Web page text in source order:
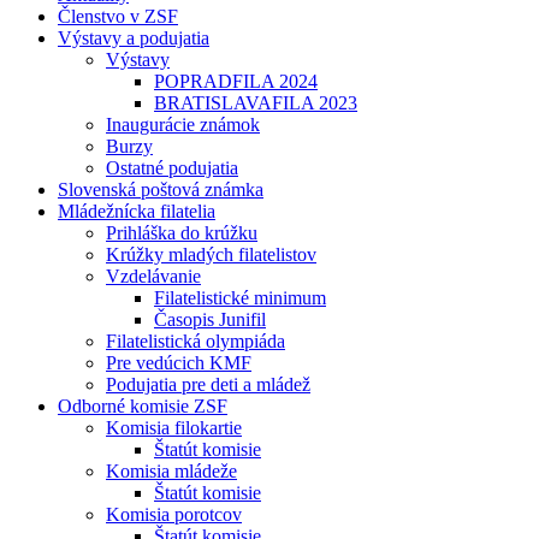
Členstvo v ZSF
Výstavy a podujatia
Výstavy
POPRADFILA 2024
BRATISLAVAFILA 2023
Inaugurácie známok
Burzy
Ostatné podujatia
Slovenská poštová známka
Mládežnícka filatelia
Prihláška do krúžku
Krúžky mladých filatelistov
Vzdelávanie
Filatelistické minimum
Časopis Junifil
Filatelistická olympiáda
Pre vedúcich KMF
Podujatia pre deti a mládež
Odborné komisie ZSF
Komisia filokartie
Štatút komisie
Komisia mládeže
Štatút komisie
Komisia porotcov